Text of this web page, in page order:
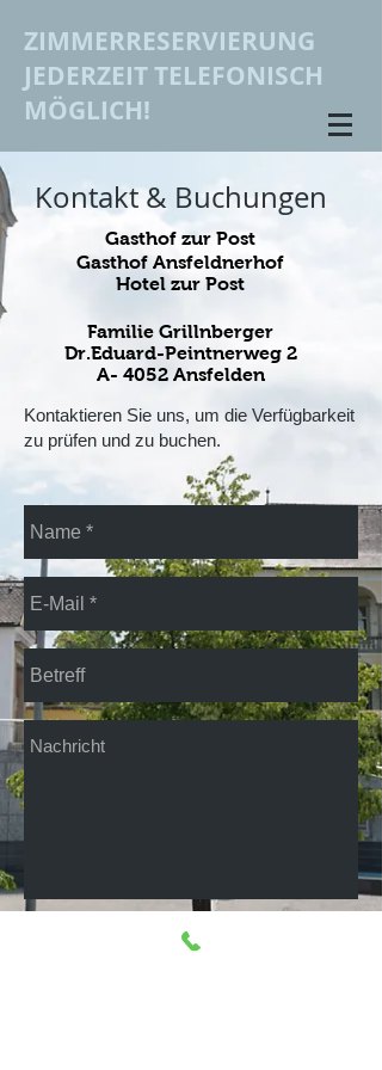
ZIMMERRESERVIERUNG
JEDERZEIT TELEFONISCH
MÖGLICH!
Kontakt & Buchungen
Kontaktieren Sie uns, um die Verfügbarkeit
zu prüfen und zu buchen.
Gasthof zur Post
Gasthof Ansfeldnerhof
Hotel zur Post
Familie Grillnberger
Dr.Eduard-Peintnerweg 2
A- 4052 Ansfelden